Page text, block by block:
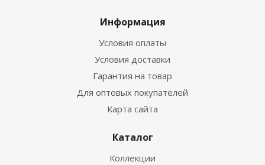
Информация
Условия оплаты
Условия доставки
Гарантия на товар
Для оптовых покупателей
Карта сайта
Каталог
Коллекции